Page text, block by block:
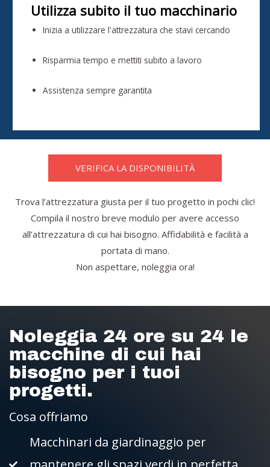
Utilizza subito il tuo macchinario
Inizia a utilizzare l'attrezzatura che stavi cercando
Risparmia tempo e mettiti subito a lavoro
Assistenza sempre garantita
VERIFICA LA DISPONIBILITÀ
Trova l’attrezzatura giusta per il tuo progetto in pochi clic!
Compila il nostro breve modulo per avere accesso
all’attrezzatura di cui hai bisogno. Affidabilità e facilità a
portata di mano.
Non aspettare, noleggia ora!
Noleggia 24 ore su 24 le
macchine di cui hai
bisogno per i tuoi
progetti.
Cosa offriamo
Macchinari da giardinaggio per